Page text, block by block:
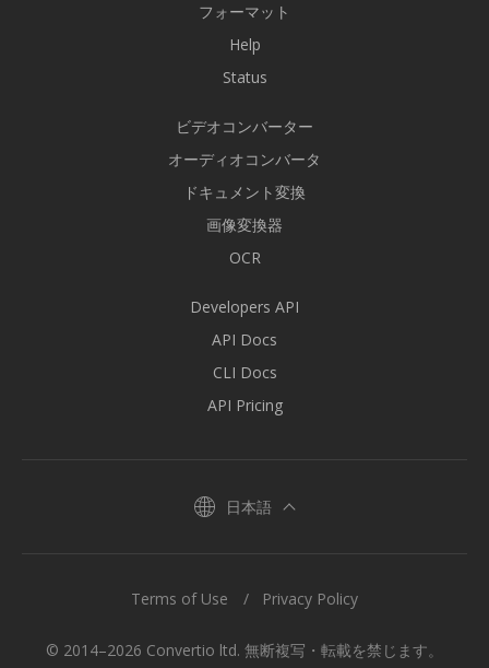
フォーマット
Help
Status
ビデオコンバーター
オーディオコンバータ
ドキュメント変換
画像変換器
OCR
Developers API
API Docs
CLI Docs
API Pricing
日本語
© 2014–2026 Convertio ltd. 無断複写・転載を禁じます。
Terms of Use Privacy Policy